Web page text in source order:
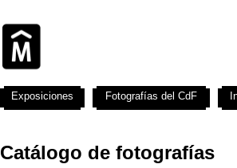
Catálogo de fotografías
Exposiciones Fotografías del CdF